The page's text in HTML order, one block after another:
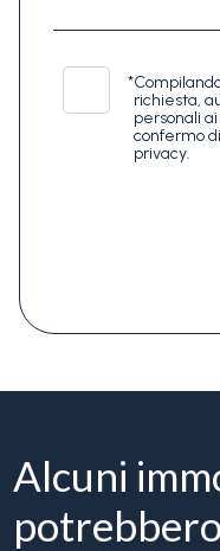
*
richiesta,
personali
confermo
privacy.
Alcuni